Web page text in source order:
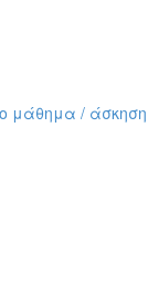
μάθημα / άσκηση